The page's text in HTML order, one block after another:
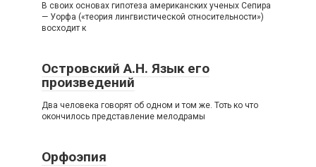
В своих основах гипотеза американских ученых Сепира
— Уорфа («теория лингвистической относительности»)
восходит к
Островский А.Н. Язык его
произведений
Два человека говорят об одном и том же. Тоть ко что
окончилось представление мелодрамы
Орфоэпия